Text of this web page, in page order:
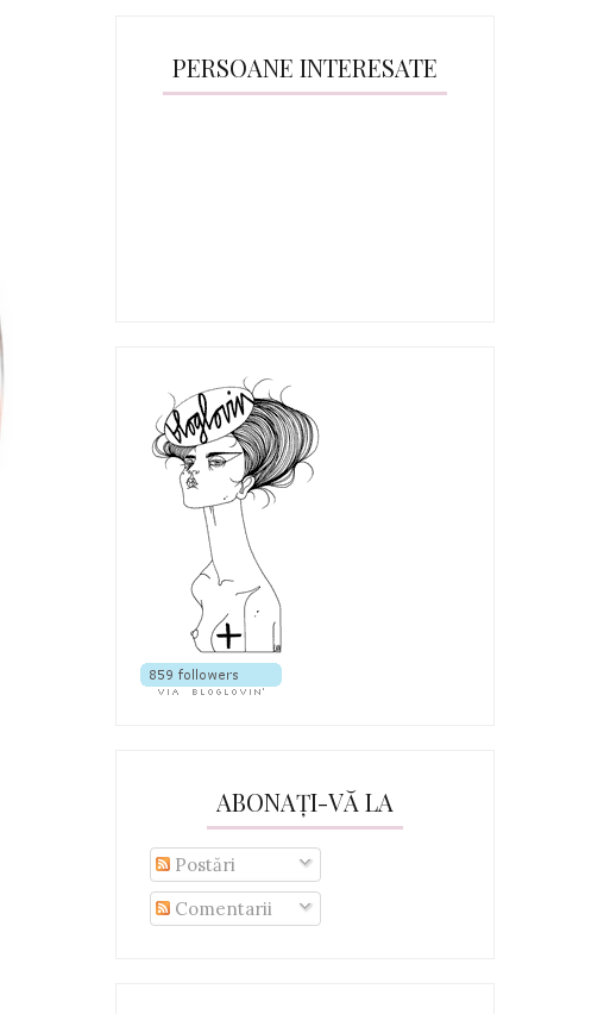
PERSOANE INTERESATE
ABONAȚI-VĂ LA
Postări
Comentarii